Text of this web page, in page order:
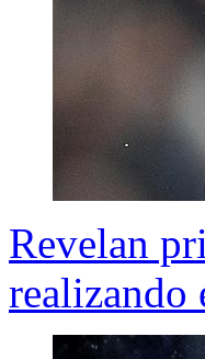
Revelan
realizando